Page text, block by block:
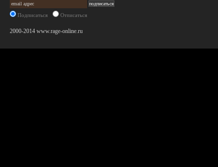
Подписаться Отписаться
2000-2014 www.rage-online.ru